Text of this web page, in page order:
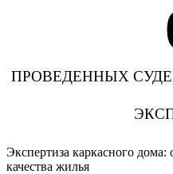
ПРОВЕДЕННЫХ
Экспертиза каркасного дома:
качества жилья